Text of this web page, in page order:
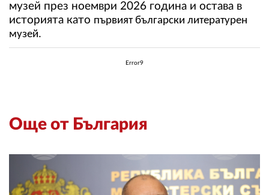
музей през ноември 2026 година и остава в
историята като първият български литературен
музей.
Error9
Още от България